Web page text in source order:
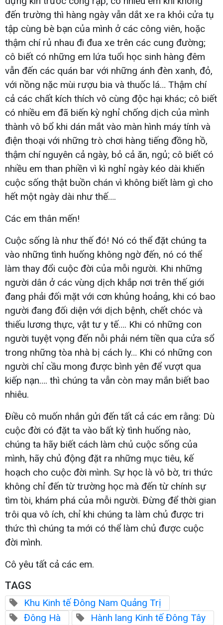
đến trường thì hàng ngày vẫn dắt xe ra khỏi cửa tụ
tập cùng bè bạn của mình ở các công viên, hoặc
thậm chí rủ nhau đi đua xe trên các cung đường;
cô biết có những em lứa tuổi học sinh hàng đêm
vẫn đến các quán bar với những ánh đèn xanh, đỏ,
với nồng nặc mùi rượu bia và thuốc lá… Thậm chí
cả các chất kích thích vô cùng độc hại khác; cô biết
có nhiều em đã biến kỳ nghỉ chống dịch của mình
thành vô bổ khi dán mắt vào màn hình máy tính và
điện thoại với những trò chơi hàng tiếng đồng hồ,
thậm chí nguyên cả ngày, bỏ cả ăn, ngủ; cô biết có
nhiều em than phiền vì kì nghỉ ngày kéo dài khiến
cuộc sống thật buồn chán vì không biết làm gì cho
hết một ngày dài như thế….
Các em thân mến!
Cuộc sống là như thế đó! Nó có thể đặt chúng ta
vào những tình huống không ngờ đến, nó có thể
làm thay đổi cuộc đời của mỗi người. Khi những
người dân ở các vùng dịch khắp nơi trên thế giới
đang phải đối mặt với cơn khủng hoảng, khi có bao
người đang đối diện với dịch bệnh, chết chóc và
thiếu lương thực, vật tư y tế…. Khi có những con
người tuyệt vọng đến nỗi phải ném tiền qua cửa sổ
trong những tòa nhà bị cách ly… Khi có những con
người chỉ cầu mong được bình yên để vượt qua
kiếp nạn…. thì chúng ta vẫn còn may mắn biết bao
nhiêu.
Điều cô muốn nhắn gửi đến tất cả các em rằng: Dù
cuộc đời có đặt ta vào bất kỳ tình huống nào,
chúng ta hãy biết cách làm chủ cuộc sống của
mình, hãy chủ động đặt ra những mục tiêu, kế
hoạch cho cuộc đời mình. Sự học là vô bờ, tri thức
không chỉ đến từ trường học mà đến từ chính sự
tìm tòi, khám phá của mỗi người. Đừng để thời gian
trôi qua vô ích, chỉ khi chúng ta làm chủ được tri
thức thì chúng ta mới có thể làm chủ được cuộc
đời mình.
Cô yêu tất cả các em.
TAGS
Khu Kinh tế Đông Nam Quảng Trị
Đông Hà
Hành lang Kinh tế Đông Tây